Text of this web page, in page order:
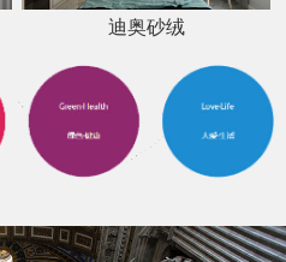
迪奥砂绒